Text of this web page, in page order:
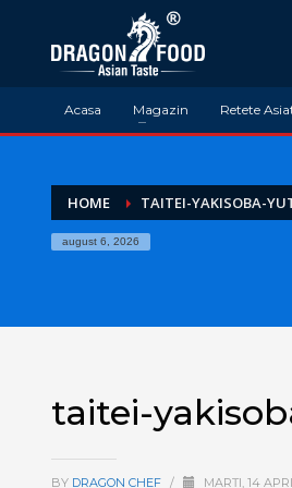
Acasa Magazin Retete
HOME TAITEI-YAKISOBA-
august 6, 2026
taitei-
BY DRAGON CHEF / MARȚI, 14